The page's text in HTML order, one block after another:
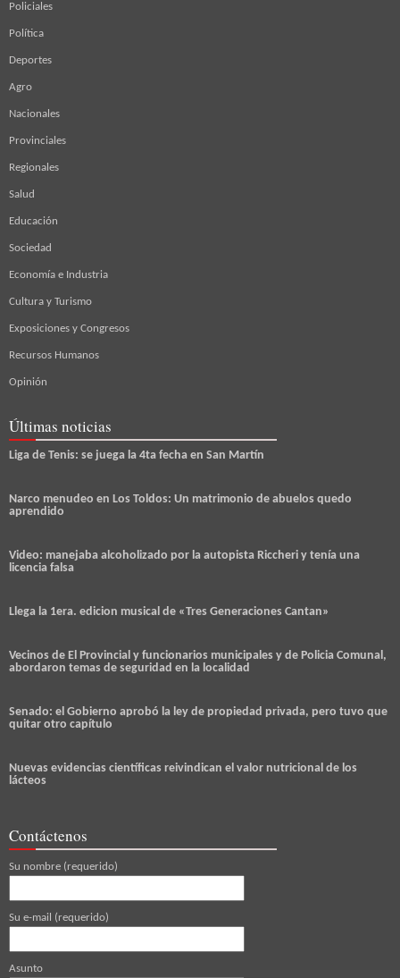
Policiales
Política
Deportes
Agro
Nacionales
Provinciales
Regionales
Salud
Educación
Sociedad
Economía e Industria
Cultura y Turismo
Exposiciones y Congresos
Recursos Humanos
Opinión
Últimas noticias
Liga de Tenis: se juega la 4ta fecha en San Martín
Narco menudeo en Los Toldos: Un matrimonio de abuelos quedo
aprendido
Video: manejaba alcoholizado por la autopista Riccheri y tenía una
licencia falsa
Llega la 1era. edicion musical de «Tres Generaciones Cantan»
Vecinos de El Provincial y funcionarios municipales y de Policia Comunal,
abordaron temas de seguridad en la localidad
Senado: el Gobierno aprobó la ley de propiedad privada, pero tuvo que
quitar otro capítulo
Nuevas evidencias científicas reivindican el valor nutricional de los
lácteos
Contáctenos
Su nombre (requerido)
Su e-mail (requerido)
Asunto